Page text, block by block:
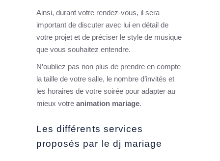
Ainsi, durant votre rendez-vous, il sera
important de discuter avec lui en détail de
votre projet et de préciser le style de musique
que vous souhaitez entendre.
N’oubliez pas non plus de prendre en compte
la taille de votre salle, le nombre d’invités et
les horaires de votre soirée pour adapter au
mieux votre animation mariage.
Les différents services
proposés par le dj mariage